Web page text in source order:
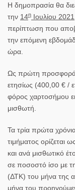
Η δημοπρασία θα
την 14η Ιουλίου
περίπτωση που
την επόμενη
ώρα.
Ως πρώτη προσφορά
ετησίως (400,00 € /
φόρος χαρτοσήμου
μισθωτή.
Τα τρία πρώτα
τιμήματος ορίζεται
και ανά μισθωτικό
σε ποσοστό ίσο με
(ΔΤΚ) του μήνα της
μήνα του